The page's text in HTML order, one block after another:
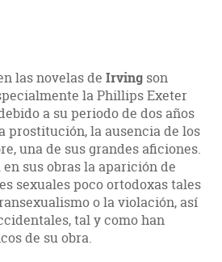
las novelas de Irving son
la Phillips Exeter
a su periodo de dos años
prostitución, la ausencia de los
una de sus grandes aficiones.
sus obras la aparición de
sexuales poco ortodoxas tales
o la violación, así
tal y como han
de su obra.